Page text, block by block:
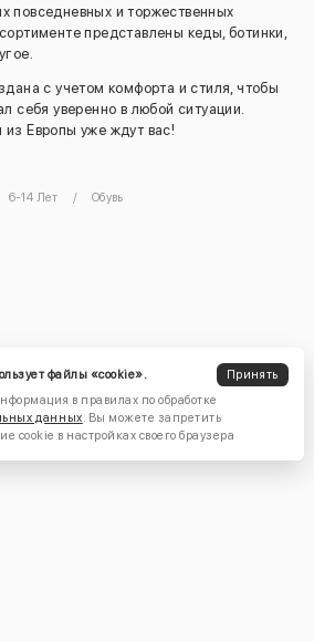
повседневных и торжественных
представлены кеды, ботинки,
с учетом комфорта и стиля, чтобы
себя уверенно в любой ситуации.
Европы уже ждут вас!
6-14 Лет Обувь
файлы «cookie».
Принять
в правилах по обработке
данных. Вы можете запретить
cookie в настройках своего браузера